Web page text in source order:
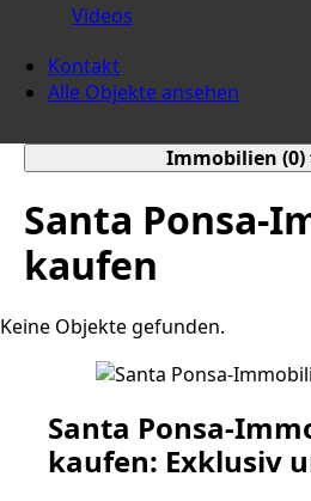
Videos
Kontakt
Alle Objekte ansehen
Immobilien (0)
Santa Ponsa-
kaufen
Keine Objekte gefunden.
Santa Ponsa-
kaufen: Exklusiv